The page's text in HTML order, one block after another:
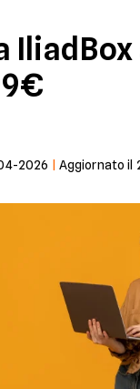
2026 Aggiornato il